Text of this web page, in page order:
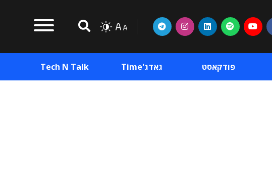
פודקאסט גאדג'Time Tech N Talk